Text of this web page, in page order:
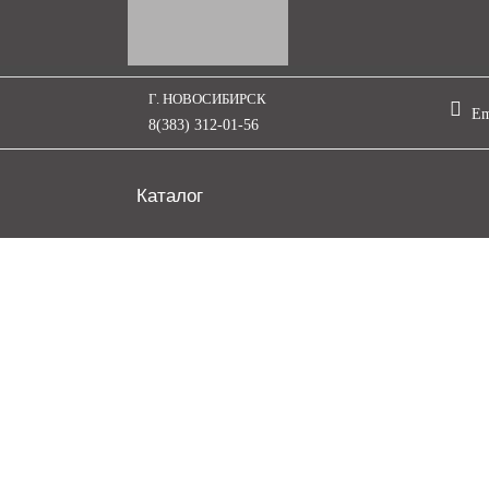
Г. НОВОСИБИРСК
8(383) 312-01-56
Каталог